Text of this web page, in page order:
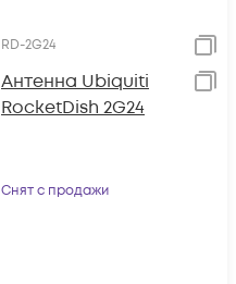
RD-2G24
Антенна Ubiquiti
RocketDish 2G24
Снят с продажи